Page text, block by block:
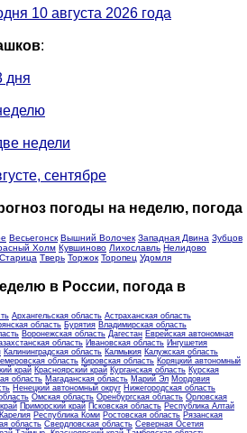
10 августа 2026 года
:
дня
недели
сентябре
погоды на неделю, погода
Весьегонск Вышний Волочек Западная Двина Зубцов
Холм Кувшиново Лихославль Нелидово
Старица Тверь Торжок Торопец Удомля
в России, погода в
Архангельская область Астраханская область
область Бурятия Владимирская область
Воронежская область Дагестан Еврейская автономная
область Ивановская область Ингушетия
Калининградская область Калмыкия Калужская область
область Кировская область Коряцкий автономный
край Красноярский край Курганская область Курская
область Магаданская область Марий Эл Мордовия
Ненецкий автономный округ Нижегородская область
Омская область Оренбургская область Орловская
Приморский край Псковская область Республика Алтай
Республика Коми Ростовская область Рязанская
область Свердловская область Северная Осетия